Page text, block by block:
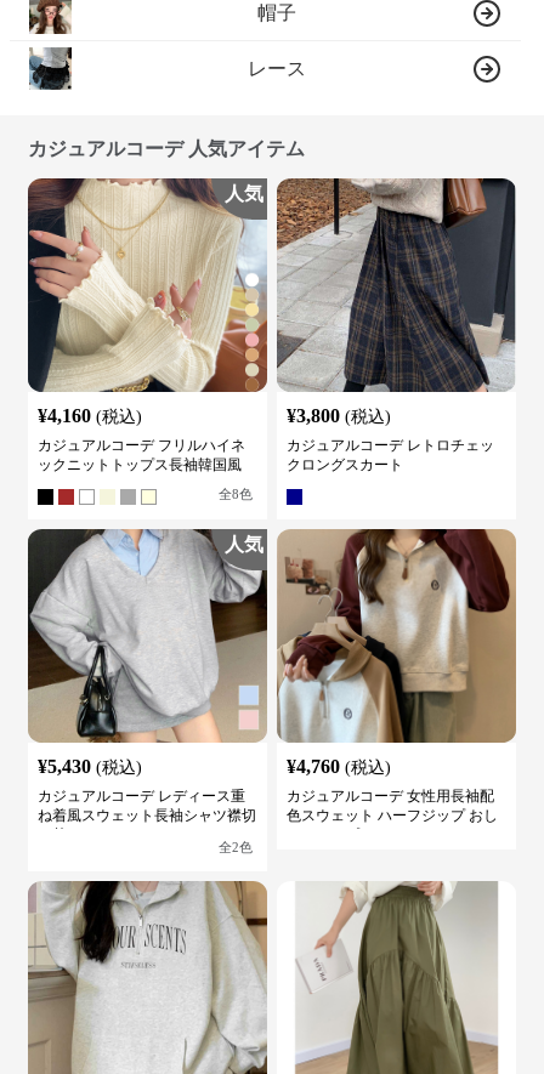
帽子
レース
カジュアルコーデ 人気アイテム
人気
¥4,160 (税込)
カジュアルコーデ フリルハイネ
ックニットトップス長袖韓国風
全8色
¥3,800 (税込)
カジュアルコーデ レトロチェッ
クロングスカート
人気
¥5,430 (税込)
カジュアルコーデ レディース重
ね着風スウェット長袖シャツ襟切
全2色
¥4,760 (税込)
カジュアルコーデ 女性用長袖配
色スウェット ハーフジップ おし